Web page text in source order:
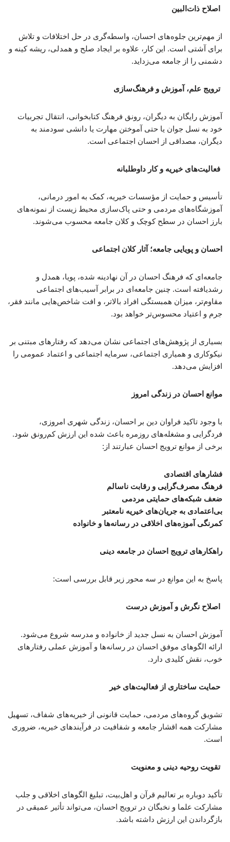
اصلاح ذات‌البین
از مهم‌ترین جلوه‌های احسان، واسطه‌گری در حل اختلافات و تلاش
برای آشتی است. این کار، علاوه بر ایجاد صلح و همدلی، ریشه کینه و
دشمنی را از جامعه می‌زداید.
ترویج علم، آموزش و فرهنگ‌سازی
آموزش رایگان به دیگران، رونق فرهنگ کتابخوانی، انتقال تجربیات
خود به نسل جوان یا حتی آموختن مهارت یا دانشی سودمند به
دیگران، مصداقی از احسان اجتماعی است.
فعالیت‌های خیریه و کار داوطلبانه
تأسیس و حمایت از مؤسسات خیریه، کمک به امور درمانی،
آموزشگاه‌های مردمی و حتی پاک‌سازی محیط زیست از نمونه‌های
بارز احسان در سطح کوچک و کلان جامعه محسوب می‌شوند.
احسان و پویایی جامعه؛ آثار کلان اجتماعی
جامعه‌ای که فرهنگ احسان در آن نهادینه شده، پویا، همدل و
رشدیافته‌ است. چنین جامعه‌ای در برابر آسیب‌های اجتماعی
مقاوم‌تر، میزان همبستگی افراد بالاتر، و افت شاخص‌هایی مانند فقر،
جرم و اعتیاد محسوس‌تر خواهد بود.
بسیاری از پژوهش‌های اجتماعی نشان می‌دهد که رفتارهای مبتنی بر
نیکوکاری و همیاری اجتماعی، سرمایه اجتماعی و اعتماد عمومی را
افزایش می‌دهد.
موانع احسان در زندگی امروز
با وجود تاکید فراوان دین بر احسان، زندگی شهری امروزی،
فردگرایی و مشغله‌های روزمره باعث شده این ارزش کم‌رونق شود.
برخی از موانع ترویج احسان عبارتند از:
فشارهای اقتصادی
فرهنگ مصرف‌گرایی و رقابت ناسالم
ضعف شبکه‌های حمایتی مردمی
بی‌اعتمادی به جریان‌های خیریه نامعتبر
کمرنگی آموزه‌های اخلاقی در رسانه‌ها و خانواده
راهکارهای ترویج احسان در جامعه دینی
پاسخ به این موانع در سه محور زیر قابل بررسی است:
اصلاح نگرش و آموزش درست
آموزش احسان به نسل جدید از خانواده و مدرسه شروع می‌شود.
ارائه الگوهای موفق احسان در رسانه‌ها و آموزش عملی رفتارهای
خوب، نقش کلیدی دارد.
حمایت ساختاری از فعالیت‌های خیر
تشویق گروه‌های مردمی، حمایت قانونی از خیریه‌های شفاف، تسهیل
مشارکت همه اقشار جامعه و شفافیت در فرآیندهای خیریه، ضروری
است.
تقویت روحیه دینی و معنویت
تأکید دوباره بر تعالیم قرآن و اهل‌بیت، تبلیغ الگوهای اخلاقی و جلب
مشارکت علما و نخبگان در ترویج احسان، می‌تواند تأثیر عمیقی در
بازگرداندن این ارزش داشته باشد.